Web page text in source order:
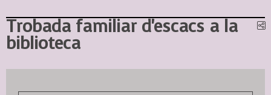
Trobada familiar d'escacs a la
biblioteca